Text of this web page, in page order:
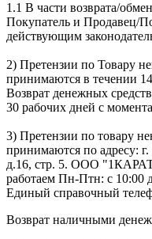
1.1 В части возврата/
Покупатель и Продавец/
действующим
2) Претензии по Товару
принимаются в течении
Возврат денежных
30 рабочих дней с
3) Претензии по товару
принимаются по адресу:
д.16, стр. 5. ООО
работаем Пн-Птн: с 10:00
Единый справочный
Возврат наличными